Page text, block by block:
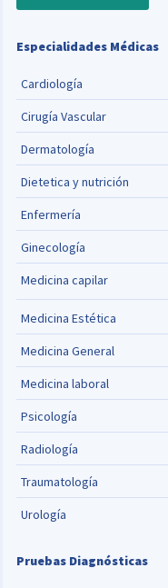
Especialidades Médicas
Cardiología
Cirugía Vascular
Dermatología
Dietetica y nutrición
Enfermería
Ginecología
Medicina capilar
Medicina Estética
Medicina General
Medicina laboral
Psicología
Radiología
Traumatología
Urología
Pruebas Diagnósticas